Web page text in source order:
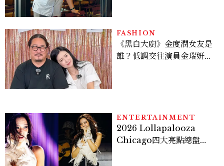
FASHION
《黑白大廚》金度潤女友是
誰？低調交往演員金瑞妍、
ENTERTAINMENT
2026 Lollapalooza
Chicago四大亮點總盤